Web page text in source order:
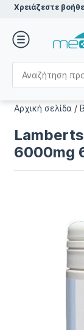
Χρειάζεστε
Αρχική σελίδα /
6000mg